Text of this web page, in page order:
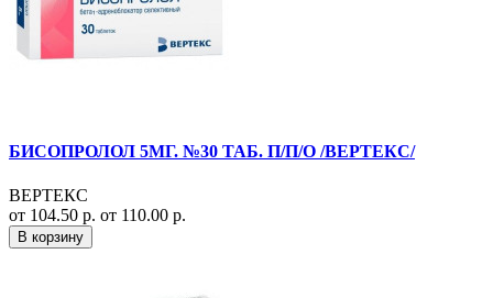
БИСОПРОЛОЛ 5МГ. №30 ТАБ. П/П/О /ВЕРТЕКС/
ВЕРТЕКС
от 104.50 р. от 110.00 р.
В корзину